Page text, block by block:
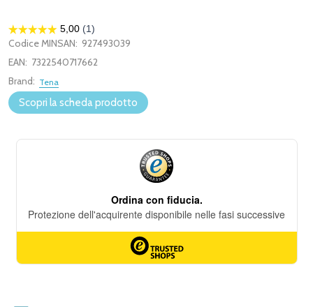
Codice MINSAN: 927493039
EAN: 7322540717662
Brand: Tena
Scopri la scheda prodotto